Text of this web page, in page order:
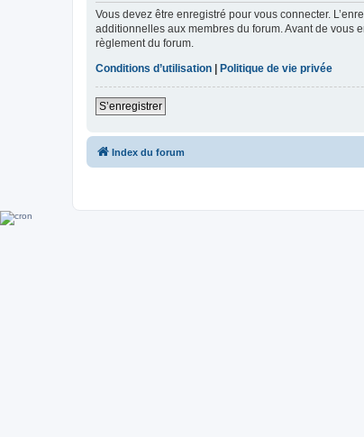
Vous devez être enregistré pour vous connecter.
additionnelles aux membres du forum. Avant de vous
règlement du forum.
Conditions d’utilisation
Politique de vie privée
S’enregistrer
Index du forum